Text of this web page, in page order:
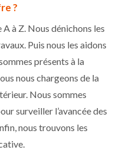
?
à Z. Nous dénichons les
Puis nous les aidons
présents à la
nous chargeons de la
Nous sommes
surveiller l’avancée des
nous trouvons les